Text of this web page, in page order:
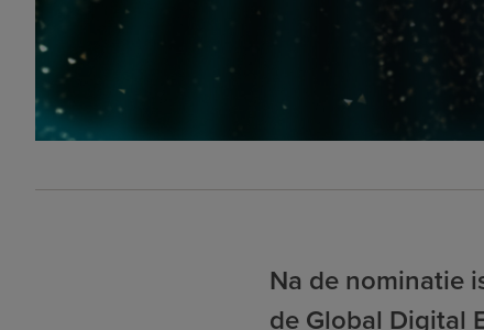
Na de nominatie
de Global Digital